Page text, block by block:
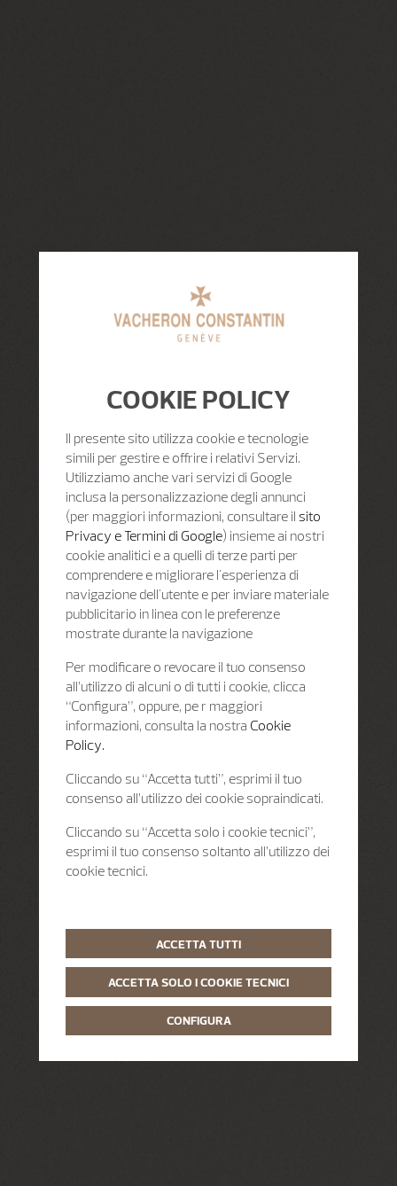
COOKIE POLICY
Il presente sito utilizza cookie e tecnologie
simili per gestire e offrire i relativi Servizi.
Utilizziamo anche vari servizi di Google
inclusa la personalizzazione degli annunci
(per maggiori informazioni, consultare il sito
Privacy e Termini di Google) insieme ai nostri
cookie analitici e a quelli di terze parti per
comprendere e migliorare l'esperienza di
navigazione dell'utente e per inviare materiale
pubblicitario in linea con le preferenze
mostrate durante la navigazione
Per modificare o revocare il tuo consenso
all’utilizzo di alcuni o di tutti i cookie, clicca
“Configura”, oppure, pe r maggiori
informazioni, consulta la nostra Cookie
Policy.
Cliccando su “Accetta tutti”, esprimi il tuo
consenso all’utilizzo dei cookie sopraindicati.
Cliccando su “Accetta solo i cookie tecnici”,
esprimi il tuo consenso soltanto all’utilizzo dei
cookie tecnici.
ACCETTA TUTTI
ACCETTA SOLO I COOKIE TECNICI
CONFIGURA